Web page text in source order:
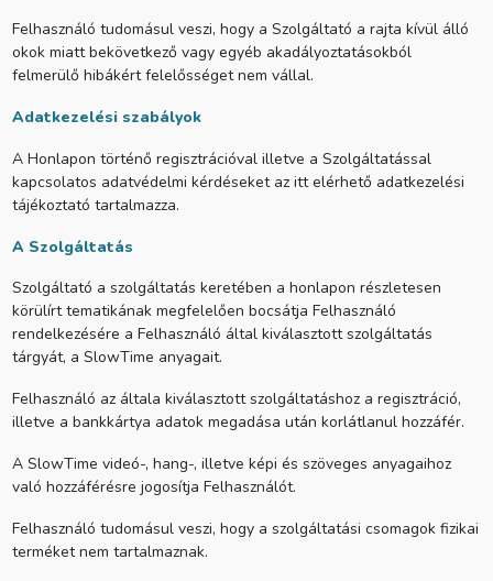
Felhasználó tudomásul veszi, hogy a Szolgáltató a rajta kívül álló
okok miatt bekövetkező vagy egyéb akadályoztatásokból
felmerülő hibákért felelősséget nem vállal.
Adatkezelési szabályok
A Honlapon történő regisztrációval illetve a Szolgáltatással
kapcsolatos adatvédelmi kérdéseket az itt elérhető adatkezelési
tájékoztató tartalmazza.
A Szolgáltatás
Szolgáltató a szolgáltatás keretében a honlapon részletesen
körülírt tematikának megfelelően bocsátja Felhasználó
rendelkezésére a Felhasználó által kiválasztott szolgáltatás
tárgyát, a SlowTime anyagait.
Felhasználó az általa kiválasztott szolgáltatáshoz a regisztráció,
illetve a bankkártya adatok megadása után korlátlanul hozzáfér.
A SlowTime videó-, hang-, illetve képi és szöveges anyagaihoz
való hozzáférésre jogosítja Felhasználót.
Felhasználó tudomásul veszi, hogy a szolgáltatási csomagok fizikai
terméket nem tartalmaznak.